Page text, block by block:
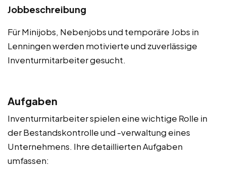
Jobbeschreibung
Für Minijobs, Nebenjobs und temporäre Jobs in
Lenningen werden motivierte und zuverlässige
Inventurmitarbeiter gesucht.
Aufgaben
Inventurmitarbeiter spielen eine wichtige Rolle in
der Bestandskontrolle und -verwaltung eines
Unternehmens. Ihre detaillierten Aufgaben
umfassen: